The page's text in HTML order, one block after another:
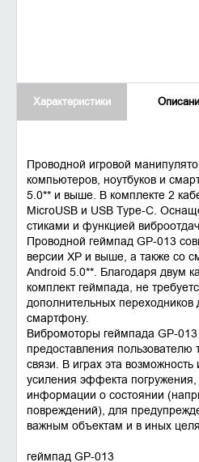
Характеристики
Проводной игровой
компьютеров, ноутбуков и
5.0** и выше. В комплекте 2
MicroUSB и USB Type-C.
стиками и функцией
Проводной геймпад GP-013
версии XP и выше, а также со
Android 5.0**. Благодаря двум
комплект геймпада, не
дополнительных
смартфону.
Вибромоторы геймпада GP-
предоставления пользователю
связи. В играх эта возможность
усиления эффекта
информации о состоянии
повреждений), для
важным объектам и в иных
геймпад GP-013